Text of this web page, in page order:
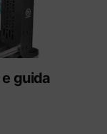
guida